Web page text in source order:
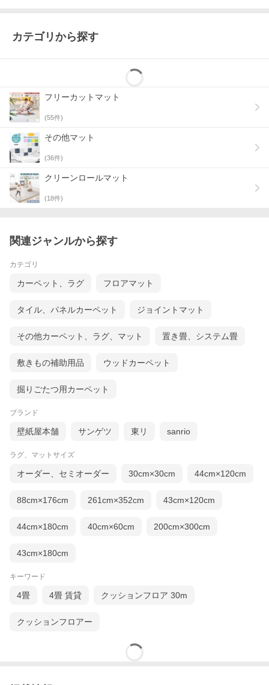
カテゴリから探す
フリーカットマット
(55件)
その他マット
(36件)
クリーンロールマット
(18件)
関連ジャンルから探す
カテゴリ
カーペット、ラグ フロアマット
タイル、パネルカーペット ジョイントマット
その他カーペット、ラグ、マット 置き畳、システム畳
敷きもの補助用品 ウッドカーペット
掘りごたつ用カーペット
ブランド
壁紙屋本舗 サンゲツ 東リ sanrio
ラグ、マットサイズ
オーダー、セミオーダー 30cm×30cm 44cm×120cm
88cm×176cm 261cm×352cm 43cm×120cm
44cm×180cm 40cm×60cm 200cm×300cm
43cm×180cm
キーワード
4畳 4畳 賃貸 クッションフロア 30m
クッションフロアー